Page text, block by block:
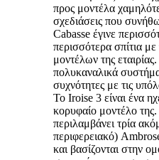
προς μοντέλα
σχεδιάσεις που
Cabasse έγινε
περισσότερα σπίτια
μοντέλων της
πολυκαναλικά
συχνότητες με τις
Το Iroise 3 είναι ένα
κορυφαίο μοντέλο
περιλαμβάνει τρία
περιφερειακό)
και βασίζονται στην